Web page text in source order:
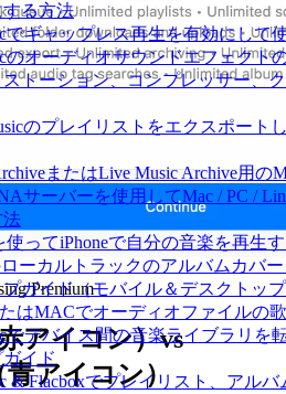
する方法
でギャップレス再生を有効にして
のオーディオサウンドエフェクト
トーション、コンプレッサー、
のプレイリストをエクスポート
またはLive Music Archive用
サーバーを使用してMac / PC /
法
使ってiPhoneで自分の音楽を再生
ローカルトラックのアルバムカバ
ガイド（モバイル＆デスクトッ
たはMACでオーディオファイルの
でデバイス間の音楽ライブラリを
イド
& Flacboxでプレイリスト、アル
Premium
アイコン）vs
青アイコン）